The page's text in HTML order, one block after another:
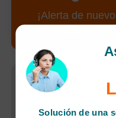
¡Alerta de nuevo
Solución de una